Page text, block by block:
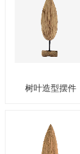
树叶造型摆件